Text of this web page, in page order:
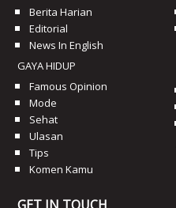
Berita Harian
Editorial
News In English
GAYA HIDUP
Famous Opinion
Mode
Sehat
Ulasan
Tips
Komen Kamu